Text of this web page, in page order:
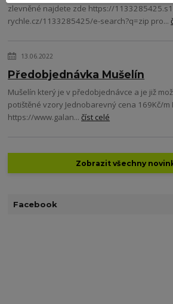
zlevněné najdete zde https://
rychle.cz/1133285425/e-search?q=zip pro...
13.06.2022
Předobjednávka Mušelín
Mušelín který je v předobjednávce a je již
potištěné vzory Jednobarevný cena 169Kč/m
https://www.galan...číst celé
Zobrazit všechny
Facebook